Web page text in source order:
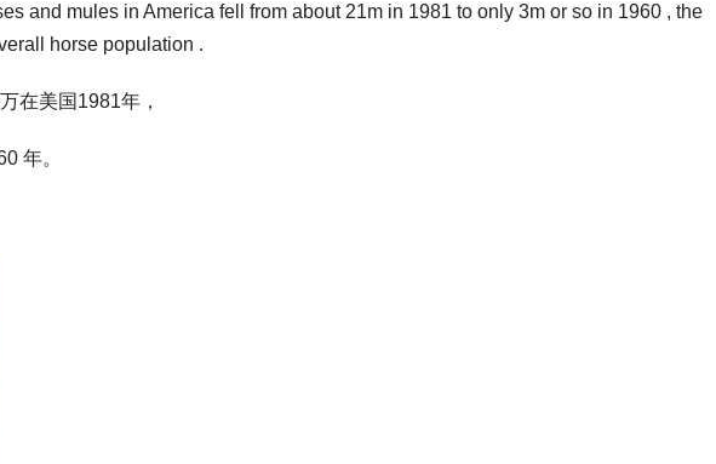
and mules in America fell from about 21m in 1981 to only 3m or so in 1960 , the
horse population .
在美国1981年，
年。